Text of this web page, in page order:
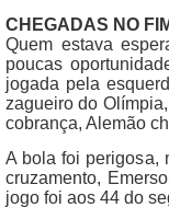
CHEGADAS NO
Quem estava
poucas
jogada pela
zagueiro do
cobrança, Alemão
A bola foi perigosa,
cruzamento,
jogo foi aos 44 do